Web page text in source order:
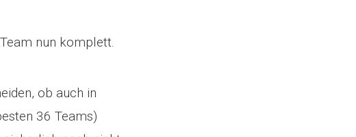
nun komplett.
ob auch in
36 Teams)